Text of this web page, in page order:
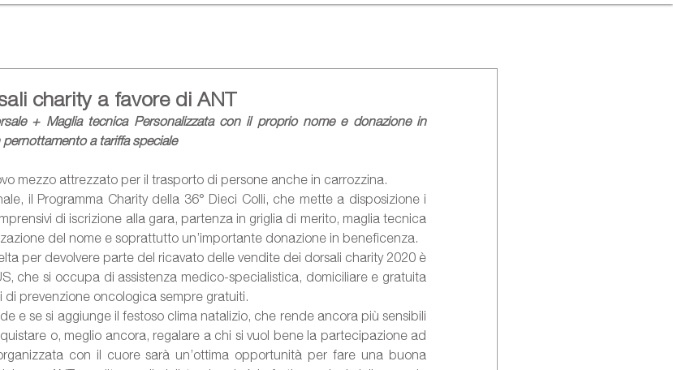
charity a favore di ANT
+ Maglia tecnica Personalizzata con il proprio nome e donazione in
a tariffa speciale
mezzo attrezzato per il trasporto di persone anche in carrozzina.
di iscrizione alla gara, partenza in griglia di merito, maglia tecnica
del nome e soprattutto un’importante donazione in beneficenza.
per devolvere parte del ricavato delle vendite dei dorsali charity 2020 è
che si occupa di assistenza medico-specialistica, domiciliare e gratuita
prevenzione oncologica sempre gratuiti.
e se si aggiunge il festoso clima natalizio, che rende ancora più sensibili
o, meglio ancora, regalare a chi si vuol bene la partecipazione ad
con il cuore sarà un’ottima opportunità per fare una buona